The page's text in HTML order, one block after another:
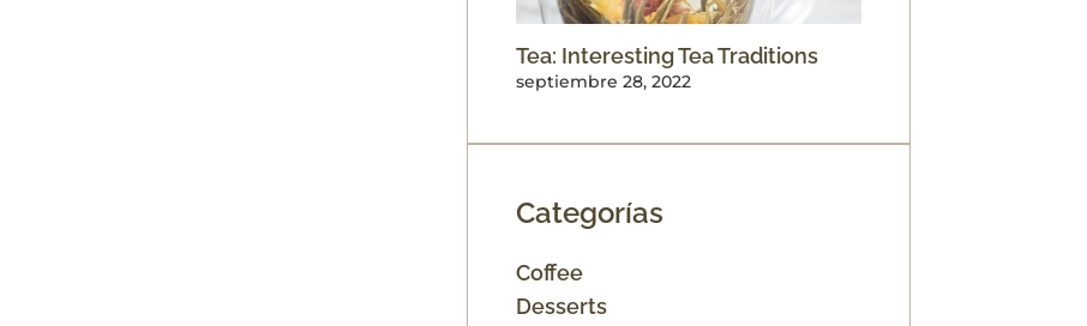
Tea: Interesting Tea Traditions
septiembre 28, 2022
Categorías
Coffee
Desserts